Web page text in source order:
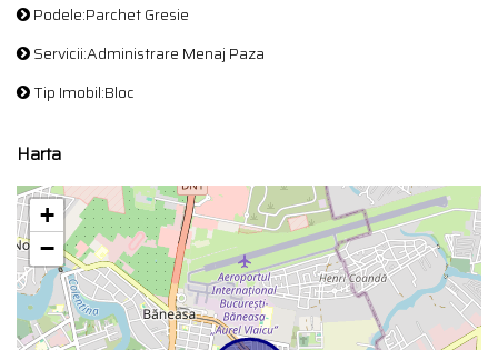
Podele:Parchet Gresie
Servicii:Administrare Menaj Paza
Tip Imobil:Bloc
Harta
+
−